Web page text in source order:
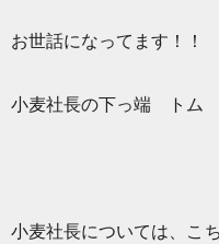
お世話になってます！！
小麦社長の下っ端 トム
小麦社長については、こ